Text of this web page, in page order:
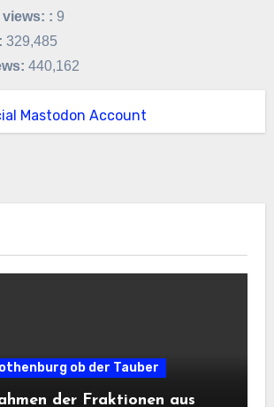
: 9
329,485
440,162
Mastodon Account
ob der Tauber
der Fraktionen aus